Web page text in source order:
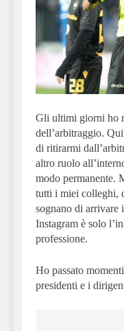
Gli ultimi giorni ho
dell’arbitraggio.
di ritirarmi
altro ruolo
modo permanente.
tutti i miei colleghi,
sognano di arrivare
Instagram è solo
professione.
Ho passato
presidenti e i